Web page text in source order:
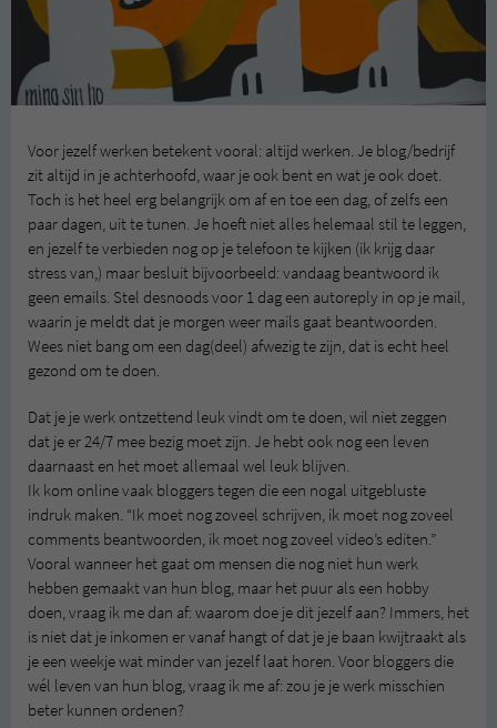
Voor jezelf werken betekent vooral: altijd werken. Je blog/bedrijf
zit altijd in je achterhoofd, waar je ook bent en wat je ook doet.
Toch is het heel erg belangrijk om af en toe een dag, of zelfs een
paar dagen, uit te tunen. Je hoeft niet alles helemaal stil te leggen,
en jezelf te verbieden nog op je telefoon te kijken (ik krijg daar
stress van,) maar besluit bijvoorbeeld: vandaag beantwoord ik
geen emails. Stel desnoods voor 1 dag een autoreply in op je mail,
waarin je meldt dat je morgen weer mails gaat beantwoorden.
Wees niet bang om een dag(deel) afwezig te zijn, dat is echt heel
gezond om te doen.
Dat je je werk ontzettend leuk vindt om te doen, wil niet zeggen
dat je er 24/7 mee bezig moet zijn. Je hebt ook nog een leven
daarnaast en het moet allemaal wel leuk blijven.
Ik kom online vaak bloggers tegen die een nogal uitgebluste
indruk maken. “Ik moet nog zoveel schrijven, ik moet nog zoveel
comments beantwoorden, ik moet nog zoveel video’s editen.”
Vooral wanneer het gaat om mensen die nog niet hun werk
hebben gemaakt van hun blog, maar het puur als een hobby
doen, vraag ik me dan af: waarom doe je dit jezelf aan? Immers, het
is niet dat je inkomen er vanaf hangt of dat je je baan kwijtraakt als
je een weekje wat minder van jezelf laat horen. Voor bloggers die
wél leven van hun blog, vraag ik me af: zou je je werk misschien
beter kunnen ordenen?